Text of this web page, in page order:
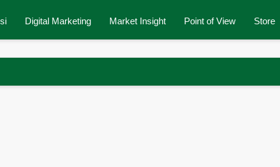
Digital Marketing Market Insight Point of View Store